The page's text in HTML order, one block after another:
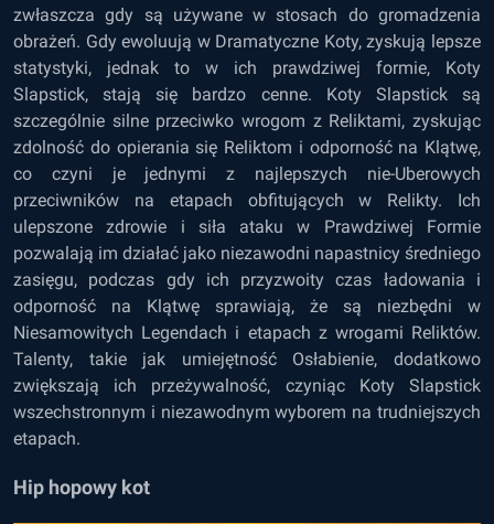
zwłaszcza gdy są używane w stosach do gromadzenia
obrażeń. Gdy ewoluują w Dramatyczne Koty, zyskują lepsze
statystyki, jednak to w ich prawdziwej formie, Koty
Slapstick, stają się bardzo cenne. Koty Slapstick są
szczególnie silne przeciwko wrogom z Reliktami, zyskując
zdolność do opierania się Reliktom i odporność na Klątwę,
co czyni je jednymi z najlepszych nie-Uberowych
przeciwników na etapach obfitujących w Relikty. Ich
ulepszone zdrowie i siła ataku w Prawdziwej Formie
pozwalają im działać jako niezawodni napastnicy średniego
zasięgu, podczas gdy ich przyzwoity czas ładowania i
odporność na Klątwę sprawiają, że są niezbędni w
Niesamowitych Legendach i etapach z wrogami Reliktów.
Talenty, takie jak umiejętność Osłabienie, dodatkowo
zwiększają ich przeżywalność, czyniąc Koty Slapstick
wszechstronnym i niezawodnym wyborem na trudniejszych
etapach.
Hip hopowy kot